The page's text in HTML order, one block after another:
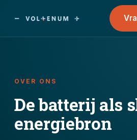
OVER ONS
De batterij als
energiebron